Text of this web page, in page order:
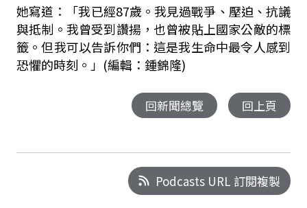
她寫道：「我已經87歲。我見過戰爭、壓迫、抗議
與抵制。我曾受到讚揚，也曾被貼上國家公敵的標
籤。但我可以告訴你們：這是我生命中最令人感到
恐懼的時刻。」(編輯：鍾錦隆)
回新聞總覽 回上頁
Podcasts URL 訂閱複製